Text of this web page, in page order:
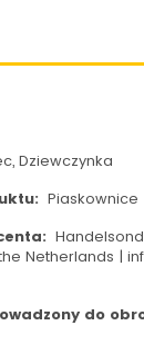
Dziewczynka
Piaskownice
Netherlands |
do